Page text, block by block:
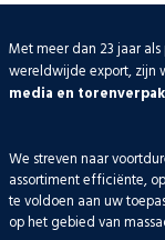
Met meer dan 23 jaar
wereldwijde export, zijn
media en
We streven naar
assortiment efficiënte,
te voldoen aan uw
op het gebied van